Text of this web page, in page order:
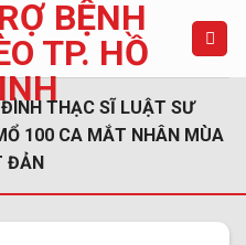
THẠC SĨ LUẬT SƯ
100 CA MẮT NHÂN MÙA
ĐẢN